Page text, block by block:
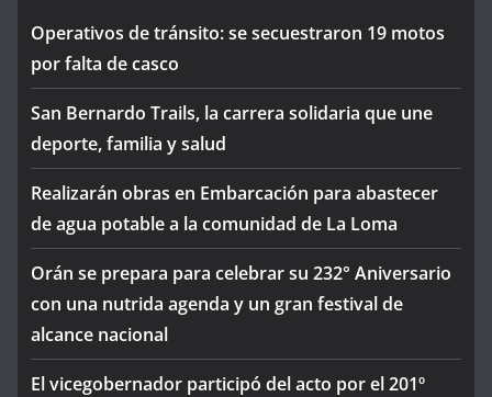
Operativos de tránsito: se secuestraron 19 motos
por falta de casco
San Bernardo Trails, la carrera solidaria que une
deporte, familia y salud
Realizarán obras en Embarcación para abastecer
de agua potable a la comunidad de La Loma
Orán se prepara para celebrar su 232° Aniversario
con una nutrida agenda y un gran festival de
alcance nacional
El vicegobernador participó del acto por el 201º